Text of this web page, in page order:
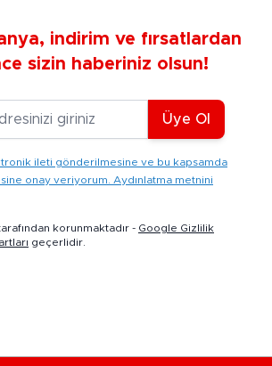
indirim ve fırsatlardan
sizin haberiniz olsun!
E-posta Adresiniz
Üye Ol
ileti gönderilmesine ve bu kapsamda
onay veriyorum. Aydınlatma metnini
korunmaktadır - Google Gizlilik
geçerlidir.